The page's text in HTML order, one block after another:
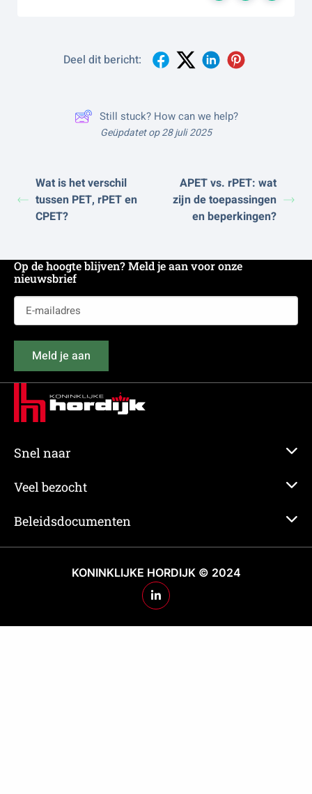
Deel dit bericht:
Still stuck? How can we help?
Geüpdatet op 28 juli 2025
Wat is het verschil
tussen PET, rPET en
CPET?
APET vs. rPET: wat
zijn de toepassingen
en beperkingen?
Op de hoogte blijven? Meld je aan voor onze
nieuwsbrief
mailadres
(Vereist)
Meld je aan
Snel naar
Veel bezocht
Beleidsdocumenten
KONINKLIJKE HORDIJK © 2024
Ga